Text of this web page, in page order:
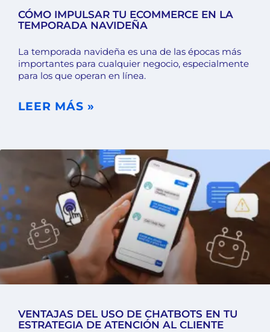
CÓMO IMPULSAR TU ECOMMERCE EN LA
TEMPORADA NAVIDEÑA
La temporada navideña es una de las épocas más
importantes para cualquier negocio, especialmente
para los que operan en línea.
LEER MÁS »
VENTAJAS DEL USO DE CHATBOTS EN TU
ESTRATEGIA DE ATENCIÓN AL CLIENTE